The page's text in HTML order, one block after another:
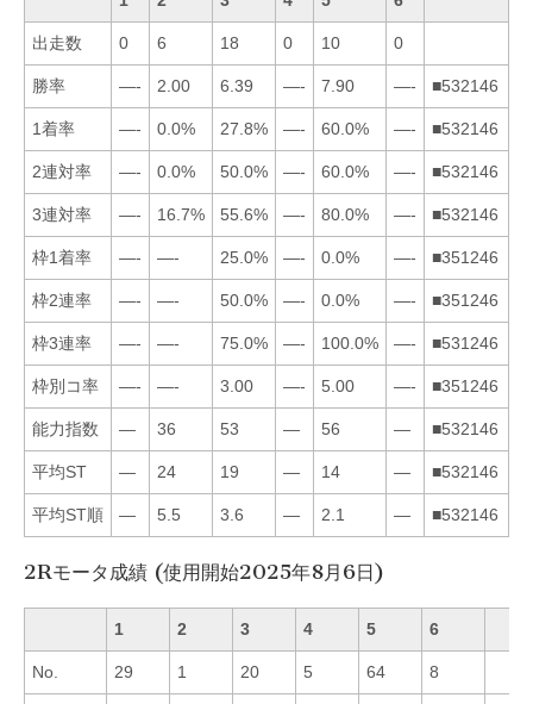
出走数 0 6 18 0 10 0
勝率 —- 2.00 6.39 —- 7.90 —- ■532146
1着率 —- 0.0% 27.8% —- 60.0% —- ■532146
2連対率 —- 0.0% 50.0% —- 60.0% —- ■532146
3連対率 —- 16.7% 55.6% —- 80.0% —- ■532146
枠1着率 —- —- 25.0% —- 0.0% —- ■351246
枠2連率 —- —- 50.0% —- 0.0% —- ■351246
枠3連率 —- —- 75.0% —- 100.0% —- ■531246
枠別コ率 —- —- 3.00 —- 5.00 —- ■351246
能力指数 — 36 53 — 56 — ■532146
平均ST — 24 19 — 14 — ■532146
平均ST順 — 5.5 3.6 — 2.1 — ■532146
2Rモータ成績 (使用開始2025年8月6日)
1 2 3 4 5 6
No. 29 1 20 5 64 8